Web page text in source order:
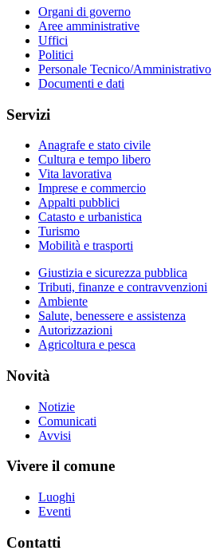
Organi di governo
Aree amministrative
Uffici
Politici
Personale Tecnico/Amministrativo
Documenti e dati
Servizi
Anagrafe e stato civile
Cultura e tempo libero
Vita lavorativa
Imprese e commercio
Appalti pubblici
Catasto e urbanistica
Turismo
Mobilità e trasporti
Giustizia e sicurezza pubblica
Tributi, finanze e contravvenzioni
Ambiente
Salute, benessere e assistenza
Autorizzazioni
Agricoltura e pesca
Novità
Notizie
Comunicati
Avvisi
Vivere il comune
Luoghi
Eventi
Contatti